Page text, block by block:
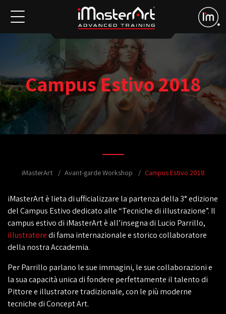
Campus Estivo 2018
iMasterArt Avant-garde Workshop Campus Estivo 2018
iMasterArt è lieta di ufficializzare la partenza della 3° edizione
del Campus Estivo dedicato alle “Tecniche di illustrazione”. Il
campus estivo di iMasterArt è all’insegna di Lucio Parrillo,
illustratoredi fama internazionale e storico collaboratore
della nostra Accademia.
Per Parrillo parlano le sue immagini, le sue collaborazioni e
la sua capacità unica di fondere perfettamente il talento di
Pittore e illustratore tradizionale, con le più moderne
tecniche di Concept Art.